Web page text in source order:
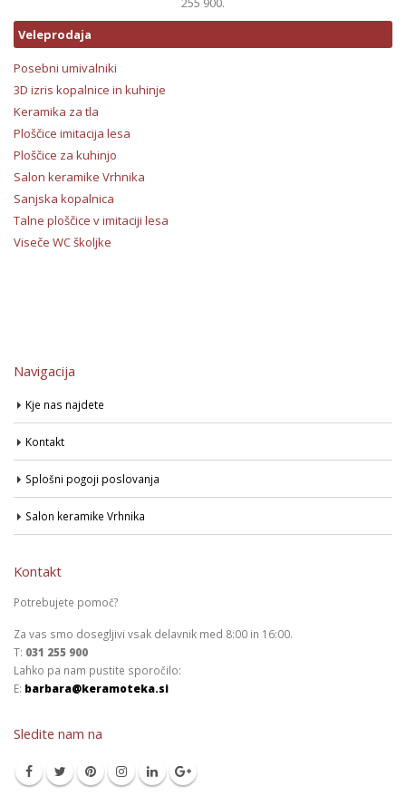
Veleprodaja
Posebni umivalniki
3D izris kopalnice in kuhinje
Keramika za tla
Ploščice imitacija lesa
Ploščice za kuhinjo
Salon keramike Vrhnika
Sanjska kopalnica
Talne ploščice v imitaciji lesa
Viseče WC školjke
Navigacija
Kje nas najdete
Kontakt
Splošni pogoji poslovanja
Salon keramike Vrhnika
Kontakt
Potrebujete pomoč?
Za vas smo dosegljivi vsak delavnik med 8:00 in 16:00.
T: 031 255 900
Lahko pa nam pustite sporočilo:
E: barbara@keramoteka.si
Sledite nam na